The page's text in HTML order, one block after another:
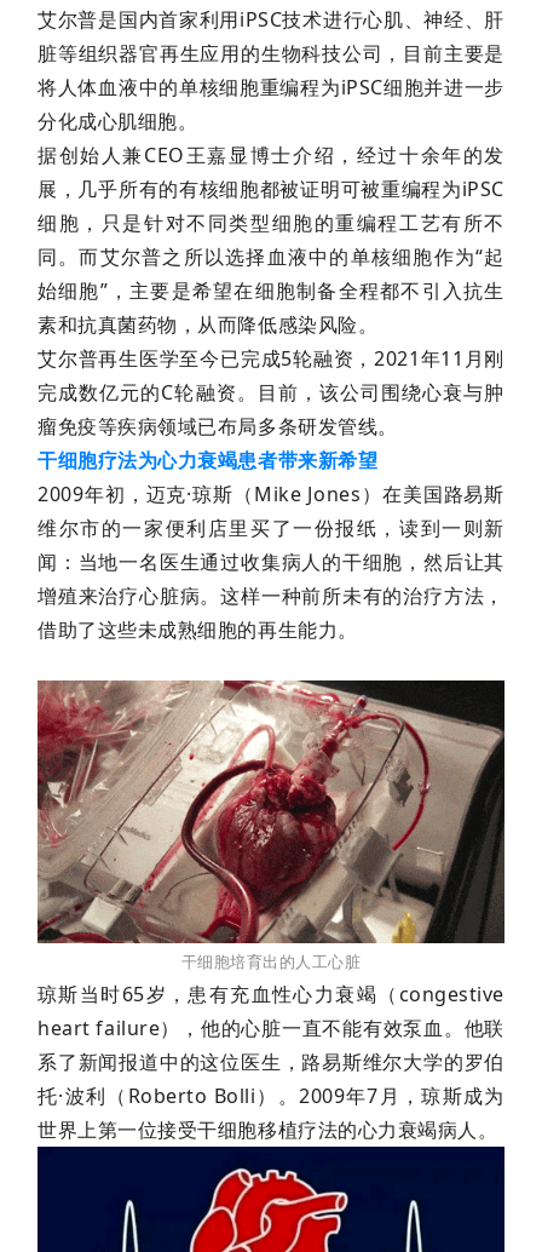
首
页
行
业
资
讯
艾尔普是国内首家利用iPSC技术进行心肌、神经、肝
脏等组织器官再生应用的生物科技公司，目前主要是
将人体血液中的单核细胞重编程为iPSC细胞并进一步
分化成心肌细胞。
据创始人兼CEO王嘉显博士介绍，经过十余年的发
展，几乎所有的有核细胞都被证明可被重编程为iPSC
细胞，只是针对不同类型细胞的重编程工艺有所不
同。而艾尔普之所以选择血液中的单核细胞作为“起
始细胞”，主要是希望在细胞制备全程都不引入抗生
素和抗真菌药物，从而降低感染风险。
艾尔普再生医学至今已完成5轮融资，2021年11月刚
完成数亿元的C轮融资。目前，该公司围绕心衰与肿
瘤免疫等疾病领域已布局多条研发管线。
干细胞疗法为心力衰竭患者带来新希望
2009年初，迈克·琼斯（Mike Jones）在美国路易斯
维尔市的一家便利店里买了一份报纸，读到一则新
闻：当地一名医生通过收集病人的干细胞，然后让其
增殖来治疗心脏病。这样一种前所未有的治疗方法，
借助了这些未成熟细胞的再生能力。
干细胞培育出的人工心脏
琼斯当时65岁，患有充血性心力衰竭（congestive
heart failure），他的心脏一直不能有效泵血。他联
系了新闻报道中的这位医生，路易斯维尔大学的罗伯
托·波利（Roberto Bolli）。2009年7月，琼斯成为
世界上第一位接受干细胞移植疗法的心力衰竭病人。